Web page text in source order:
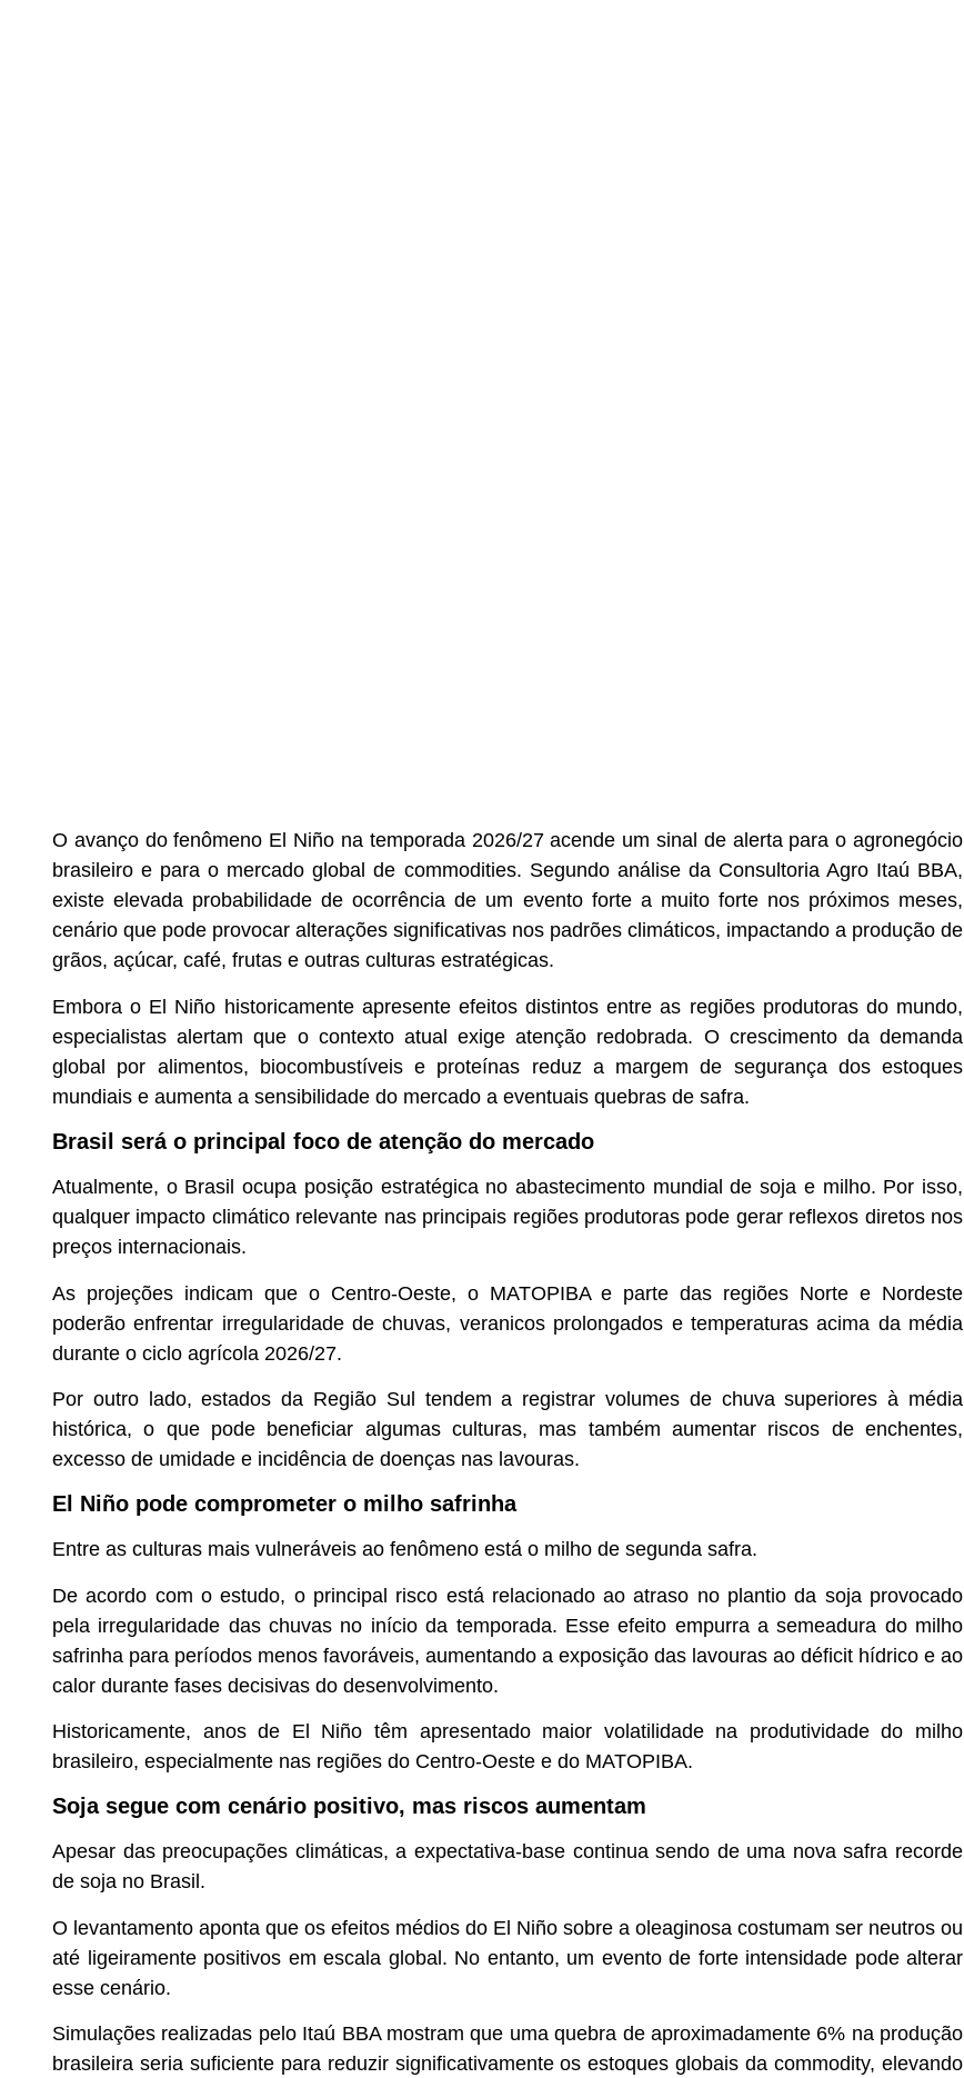
O avanço do fenômeno El Niño na temporada 2026/27 acende um sinal de alerta para o agronegócio
brasileiro e para o mercado global de commodities. Segundo análise da Consultoria Agro Itaú BBA,
existe elevada probabilidade de ocorrência de um evento forte a muito forte nos próximos meses,
cenário que pode provocar alterações significativas nos padrões climáticos, impactando a produção de
grãos, açúcar, café, frutas e outras culturas estratégicas.
Embora o El Niño historicamente apresente efeitos distintos entre as regiões produtoras do mundo,
especialistas alertam que o contexto atual exige atenção redobrada. O crescimento da demanda
global por alimentos, biocombustíveis e proteínas reduz a margem de segurança dos estoques
mundiais e aumenta a sensibilidade do mercado a eventuais quebras de safra.
Brasil será o principal foco de atenção do mercado
Atualmente, o Brasil ocupa posição estratégica no abastecimento mundial de soja e milho. Por isso,
qualquer impacto climático relevante nas principais regiões produtoras pode gerar reflexos diretos nos
preços internacionais.
As projeções indicam que o Centro-Oeste, o MATOPIBA e parte das regiões Norte e Nordeste
poderão enfrentar irregularidade de chuvas, veranicos prolongados e temperaturas acima da média
durante o ciclo agrícola 2026/27.
Por outro lado, estados da Região Sul tendem a registrar volumes de chuva superiores à média
histórica, o que pode beneficiar algumas culturas, mas também aumentar riscos de enchentes,
excesso de umidade e incidência de doenças nas lavouras.
El Niño pode comprometer o milho safrinha
Entre as culturas mais vulneráveis ao fenômeno está o milho de segunda safra.
De acordo com o estudo, o principal risco está relacionado ao atraso no plantio da soja provocado
pela irregularidade das chuvas no início da temporada. Esse efeito empurra a semeadura do milho
safrinha para períodos menos favoráveis, aumentando a exposição das lavouras ao déficit hídrico e ao
calor durante fases decisivas do desenvolvimento.
Historicamente, anos de El Niño têm apresentado maior volatilidade na produtividade do milho
brasileiro, especialmente nas regiões do Centro-Oeste e do MATOPIBA.
Soja segue com cenário positivo, mas riscos aumentam
Apesar das preocupações climáticas, a expectativa-base continua sendo de uma nova safra recorde
de soja no Brasil.
O levantamento aponta que os efeitos médios do El Niño sobre a oleaginosa costumam ser neutros ou
até ligeiramente positivos em escala global. No entanto, um evento de forte intensidade pode alterar
esse cenário.
Simulações realizadas pelo Itaú BBA mostram que uma quebra de aproximadamente 6% na produção
brasileira seria suficiente para reduzir significativamente os estoques globais da commodity, elevando